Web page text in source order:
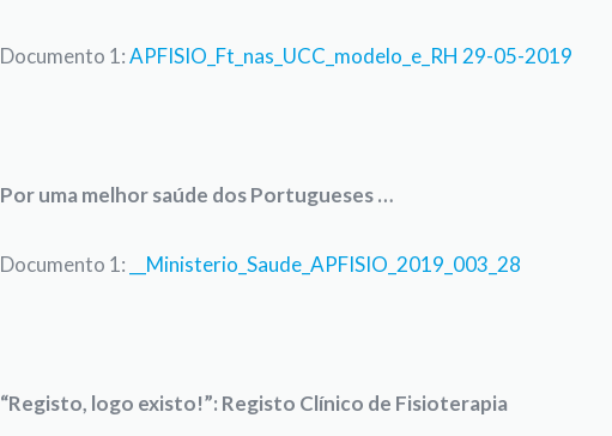
Documento 1:APFISIO_Ft_nas_UCC_modelo_e_RH 29-05-2019
Por uma melhor saúde dos Portugueses …
Documento 1: __Ministerio_Saude_APFISIO_2019_003_28
“Registo, logo existo!”: Registo Clínico de Fisioterapia